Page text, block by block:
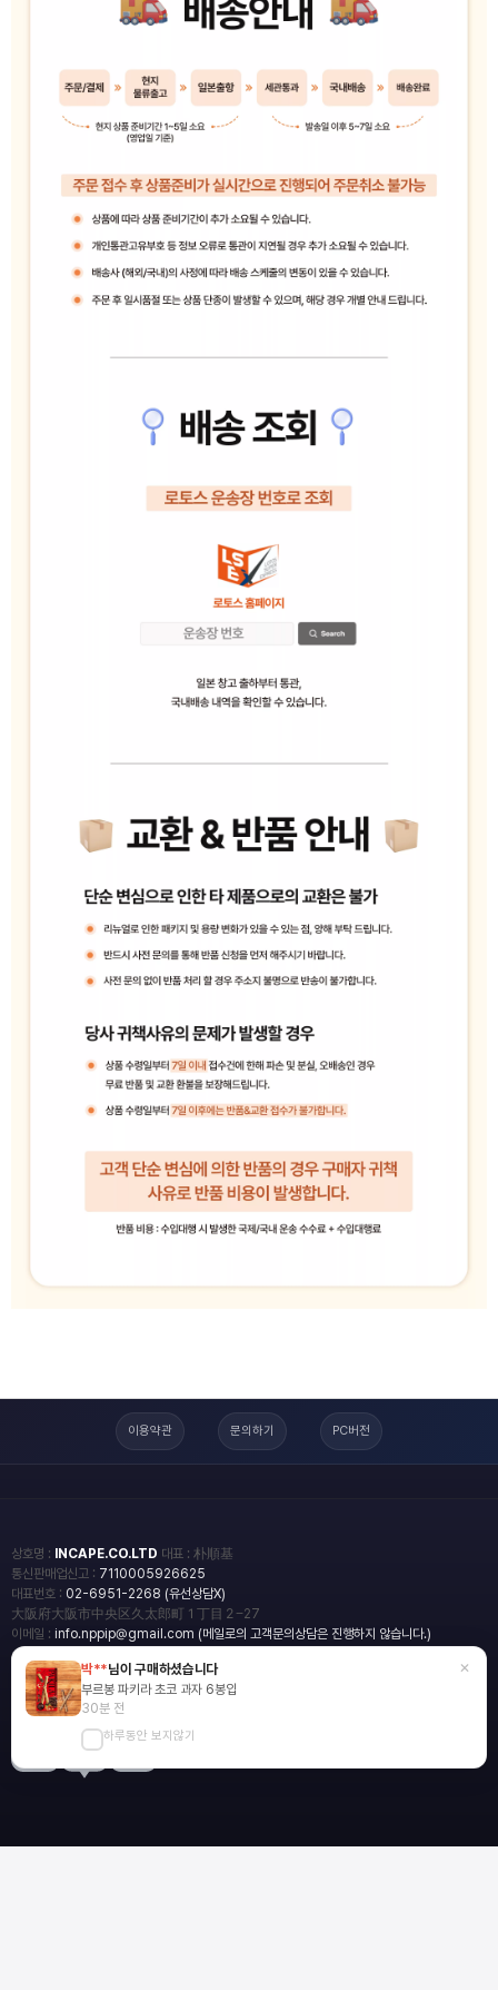
이용약관 문의하기 PC버전
상호명 : INCAPE.CO.LTD 대표 : 朴順基
통신판매업신고 : 7110005926625
대표번호 : 02-6951-2268 (유선상담X)
大阪府大阪市中央区久太郎町１丁目２−27
이메일 : info.nppip@gmail.com (메일로의 고객문의상담은 진행하지 않습니다.)
copyright
일본직구쇼핑몰 엔핍
2018 All rights reserved.
blog
박**님이 구매하셨습니다
부르봉 파키라 초코 과자 6봉입
30분 전
하루동안 보지않기
×